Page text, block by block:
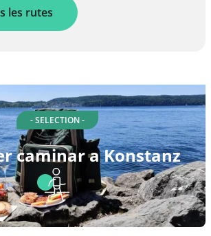
les rutes
- SELECTION -
caminar a Konstanz